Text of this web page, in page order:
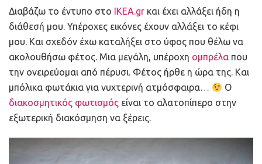
Διαβάζω το έντυπο στο IKEA.gr και έχει αλλάξει ήδη η
διάθεσή μου. Υπέροχες εικόνες έχουν αλλάξει το κέφι
μου. Και σχεδόν έχω καταλήξει στο ύφος που θέλω να
ακολουθήσω φέτος. Μια μεγάλη, υπέροχη ομπρέλα που
την ονειρεύομαι από πέρυσι. Φέτος ήρθε η ώρα της. Και
μπόλικα φωτάκια για νυχτερινή ατμόσφαιρα…
Ο
διακοσμητικός φωτισμός είναι το αλατοπίπερο στην
εξωτερική διακόσμηση να ξέρεις.